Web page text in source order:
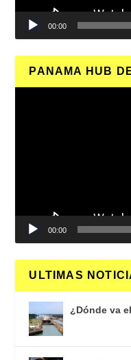
00:00
PANAMA HUB
00:00
ULTIMAS
¿Dónde va